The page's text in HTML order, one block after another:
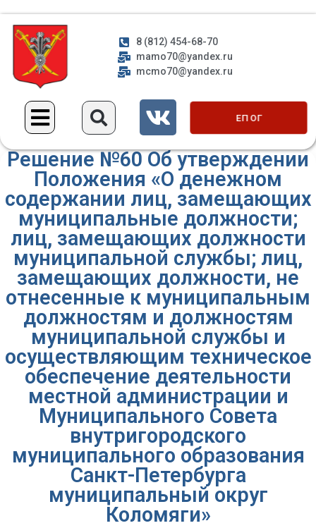
8 (812) 454-68-70
mamo70@yandex.ru
mcmo70@yandex.ru
ЕП ОГ
Решение №60 Об утверждении
Положения «О денежном
содержании лиц, замещающих
муниципальные должности;
лиц, замещающих должности
муниципальной службы; лиц,
замещающих должности, не
отнесенные к муниципальным
должностям и должностям
муниципальной службы и
осуществляющим техническое
обеспечение деятельности
местной администрации и
Муниципального Совета
внутригородского
муниципального образования
Санкт-Петербурга
муниципальный округ
Коломяги»